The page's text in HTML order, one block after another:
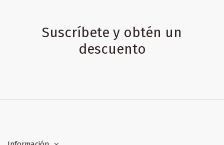
Suscríbete y obtén un
descuento